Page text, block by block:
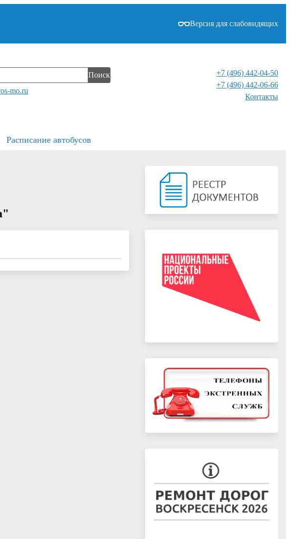
Версия для слабовидящих
Поиск
mo.ru
+7 (496) 442-04-50
+7 (496) 442-06-66
Контакты⁠
Расписание автобусов